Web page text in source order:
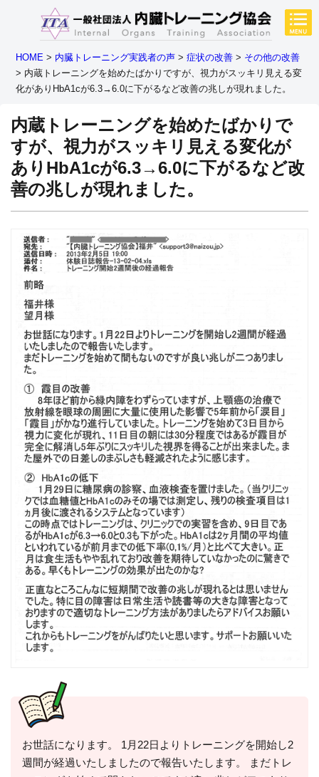
HOME > 内臓トレーニング実践者の声 >症状の改善 > その他の改善
> 内蔵トレーニングを始めたばかりですが、視力がスッキリ見える変
化がありHbA1cが6.3→6.0に下がるなど改善の兆しが現れました。
内蔵トレーニングを始めたばかりで
すが、視力がスッキリ見える変化が
ありHbA1cが6.3→6.0に下がるなど改
善の兆しが現れました。
お世話になります。 1月22日よりトレーニングを開始し2
週間が経過いたしましたので報告いたします。 まだトレ